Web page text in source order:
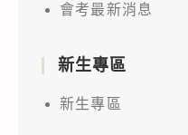
會考最新消息
新生專區
新生專區